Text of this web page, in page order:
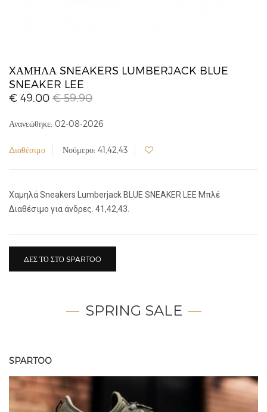
XΑΜΗΛΆ SNEAKERS LUMBERJACK BLUE
SNEAKER LEE
€ 49.00 € 59.90
Ανανεώθηκε: 02-08-2026
Διαθέσιμο Νούμερο: 41,42,43
Xαμηλά Sneakers Lumberjack BLUE SNEAKER LEE Μπλέ
Διαθέσιμο για άνδρες. 41,42,43.
ΔΕΣ ΤΟ ΣΤΟ SPARTOO
SPRING SALE
SPARTOO